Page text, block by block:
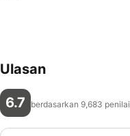
Ulasan
6.7 berdasarkan 9,683